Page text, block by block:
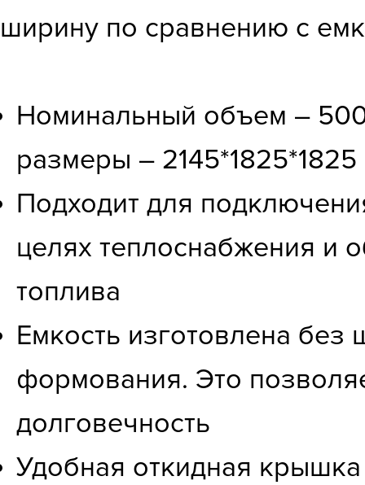
ширину по сравнению с
Номинальный объем –
размеры –
Подходит для
целях теплоснабжения и
топлива
Емкость изготовлена без
формования. Это
долговечность
Удобная откидная крышка